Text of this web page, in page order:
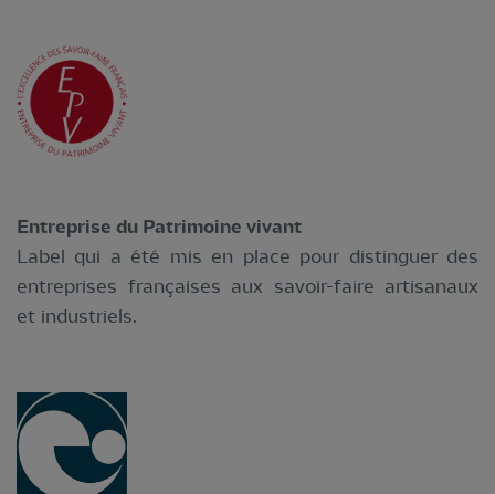
Entreprise du Patrimoine vivant
Label qui a été mis en place pour distinguer des
entreprises françaises aux savoir-faire artisanaux
et industriels.